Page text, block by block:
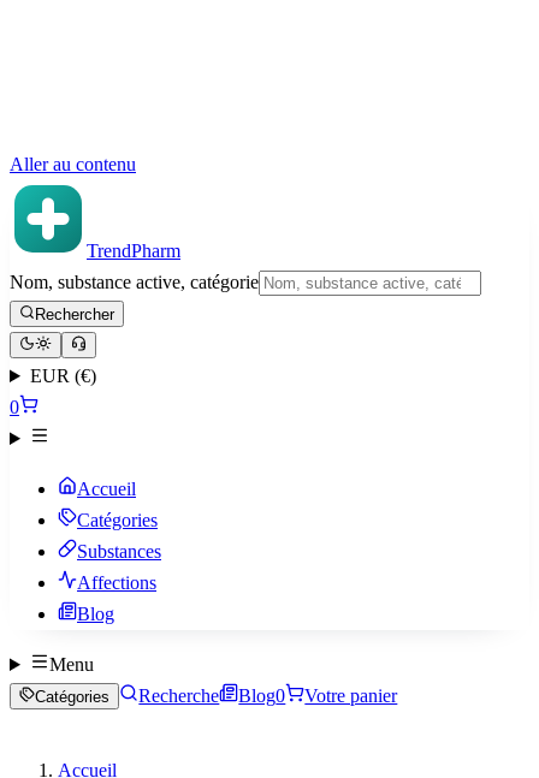
Aller au contenu
TrendPharm
Nom, substance active, catégorie
Rechercher
EUR (€)
0
Accueil
Catégories
Substances
Affections
Blog
Menu
Catégories Recherche Blog0 Votre panier
Accueil